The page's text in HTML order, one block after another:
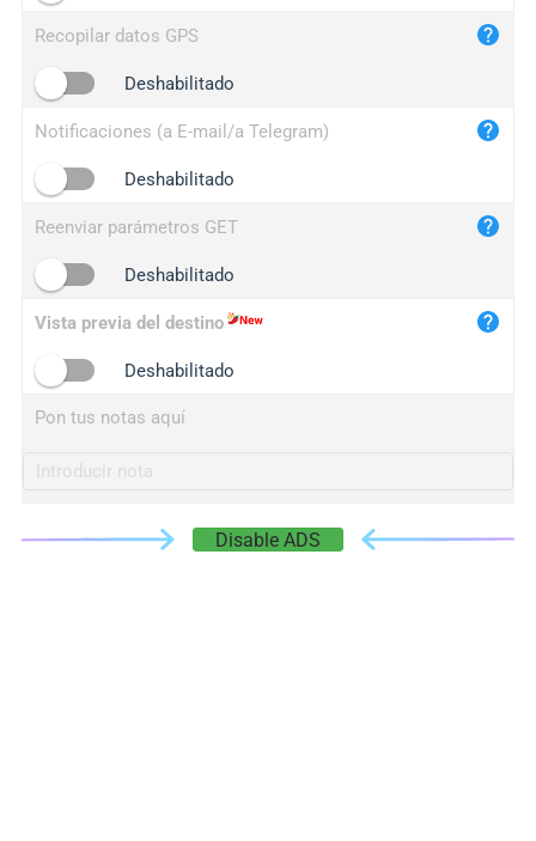
Recopilar datos GPS
Deshabilitado
Notificaciones (a E-mail/a Telegram)
Deshabilitado
Reenviar parámetros GET
Deshabilitado
Vista previa del destino
Deshabilitado
Pon tus notas aquí
Disable ADS